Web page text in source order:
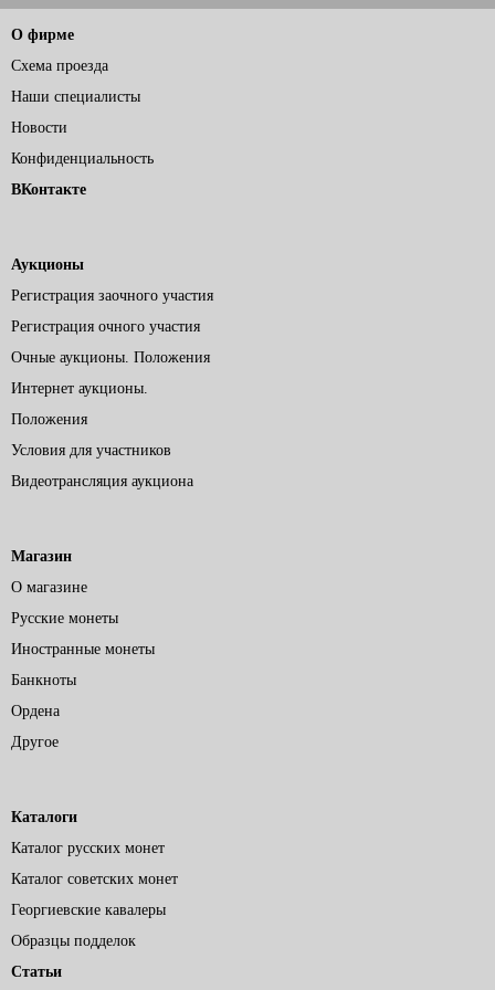
О фирме
Схема проезда
Наши специалисты
Новости
Конфиденциальность
ВКонтакте
Аукционы
Регистрация заочного участия
Регистрация очного участия
Очные аукционы. Положения
Интернет аукционы.
Положения
Условия для участников
Видеотрансляция аукциона
Магазин
О магазине
Русские монеты
Иностранные монеты
Банкноты
Ордена
Другое
Каталоги
Каталог русских монет
Каталог советских монет
Георгиевские кавалеры
Образцы подделок
Статьи